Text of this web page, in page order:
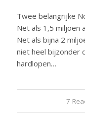
Twee belangrijke
Net als 1,5 miljoen
Net als bijna 2
niet heel bijzonder
hardlopen…
7 /